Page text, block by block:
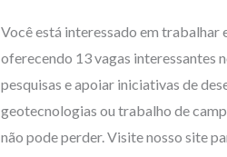
Você está interessado em trabalhar
oferecendo 13 vagas interessantes
pesquisas e apoiar iniciativas de
geotecnologias ou trabalho de
não pode perder. Visite nosso site